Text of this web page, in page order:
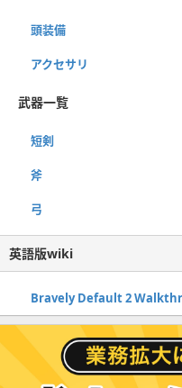
頭装備
アクセサリ
武器一覧
短剣
斧
弓
英語版wiki
Bravely Default 2